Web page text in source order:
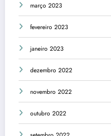
março 2023
fevereiro 2023
janeiro 2023
dezembro 2022
novembro 2022
outubro 2022